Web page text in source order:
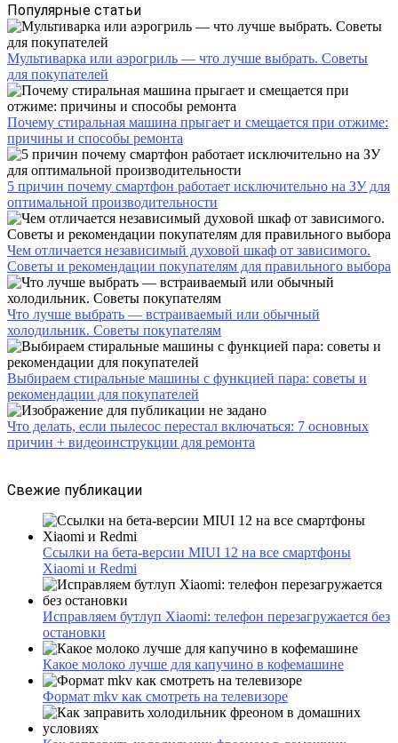
Популярные статьи
Мультиварка или аэрогриль — что лучше выбрать. Советы
для покупателей
Почему стиральная машина прыгает и смещается при отжиме:
причины и способы ремонта
5 причин почему смартфон работает исключительно на ЗУ для
оптимальной производительности
Чем отличается независимый духовой шкаф от зависимого.
Советы и рекомендации покупателям для правильного выбора
Что лучше выбрать — встраиваемый или обычный
холодильник. Советы покупателям
Выбираем стиральные машины с функцией пара: советы и
рекомендации для покупателей
Что делать, если пылесос перестал включаться: 7 основных
причин + видеоинструкции для ремонта
Свежие публикации
Ссылки на бета-версии MIUI 12 на все смартфоны
Xiaomi и Redmi
Исправляем бутлуп Xiaomi: телефон перезагружается без
остановки
Какое молоко лучше для капучино в кофемашине
Формат mkv как смотреть на телевизоре